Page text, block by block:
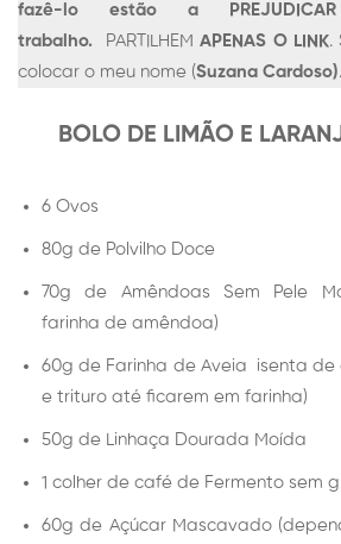
fazê-lo estão a
trabalho.
PARTILHEMAPENAS O LINK.
colocar o meu nome (Suzana Cardoso).
BOLO DE LIMÃO E
6 Ovos
80g de Polvilho Doce
70g de Amêndoas Sem Pele
farinha de amêndoa)
60g de Farinha de Aveia isenta de
e trituro até ficarem em farinha)
50g de Linhaça Dourada Moída
1 colher de café de Fermento sem
60g de Açúcar Mascavado